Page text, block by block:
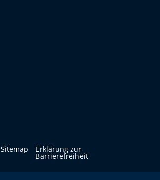
Sitemap Erklärung zur
Barrierefreiheit